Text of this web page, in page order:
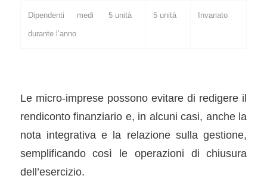
Dipendenti medi
durante l’anno
5 unità 5 unità Invariato
Le micro-imprese possono evitare di redigere il
rendiconto finanziario e, in alcuni casi, anche la
nota integrativa e la relazione sulla gestione,
semplificando così le operazioni di chiusura
dell’esercizio.